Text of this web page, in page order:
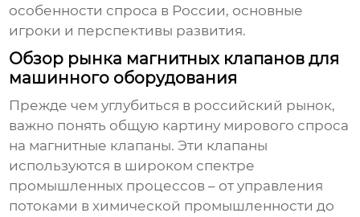
особенности спроса в России, основные
игроки и перспективы развития.
Обзор рынка магнитных клапанов для
машинного оборудования
Прежде чем углубиться в российский рынок,
важно понять общую картину мирового спроса
на магнитные клапаны. Эти клапаны
используются в широком спектре
промышленных процессов – от управления
потоками в химической промышленности до